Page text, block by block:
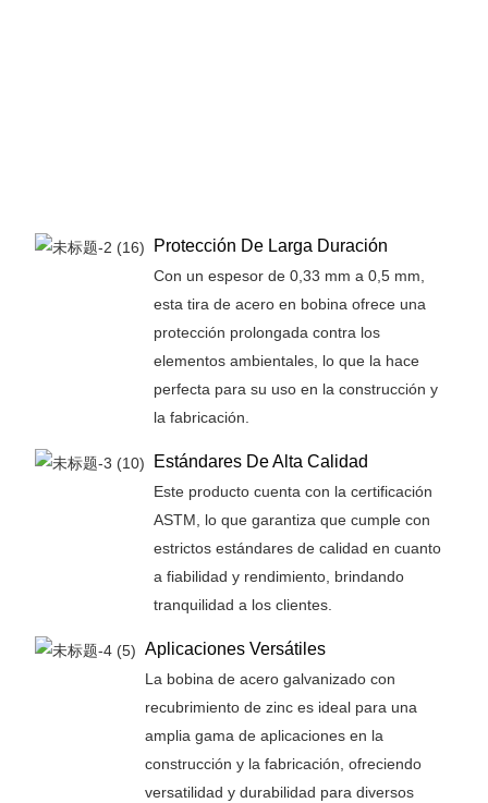
Protección De Larga Duración
Con un espesor de 0,33 mm a 0,5 mm,
esta tira de acero en bobina ofrece una
protección prolongada contra los
elementos ambientales, lo que la hace
perfecta para su uso en la construcción y
la fabricación.
Estándares De Alta Calidad
Este producto cuenta con la certificación
ASTM, lo que garantiza que cumple con
estrictos estándares de calidad en cuanto
a fiabilidad y rendimiento, brindando
tranquilidad a los clientes.
Aplicaciones Versátiles
La bobina de acero galvanizado con
recubrimiento de zinc es ideal para una
amplia gama de aplicaciones en la
construcción y la fabricación, ofreciendo
versatilidad y durabilidad para diversos